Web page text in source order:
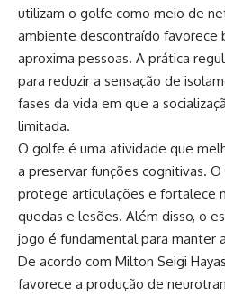
utilizam o golfe como meio de
ambiente descontraído favorece
aproxima pessoas. A prática
para reduzir a sensação de
fases da vida em que a
limitada.
O golfe é uma atividade que
a preservar funções cognitivas.
protege articulações e fortalece
quedas e lesões. Além disso, o
jogo é fundamental para manter
De acordo com Milton Seigi
favorece a produção de